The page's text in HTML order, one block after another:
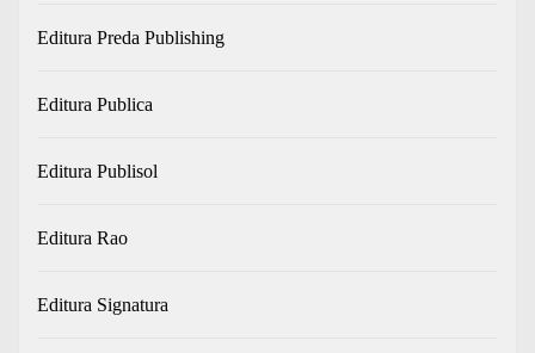
Editura Preda Publishing
Editura Publica
Editura Publisol
Editura Rao
Editura Signatura